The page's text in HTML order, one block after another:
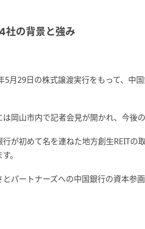
社の背景と強み
5月29日の株式譲渡実行をもって、中
は岡山市内で記者会見が開かれ、今後
行が初めて名を連ねた地方創生REITの
。
とパートナーズへの中国銀行の資本参画